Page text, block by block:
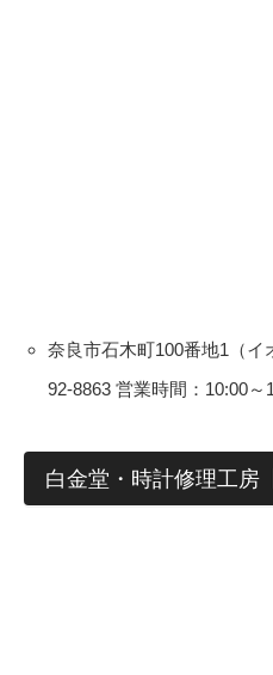
奈良市石木町100番地1（イ
92-8863 営業時間：10:00～
白金堂・時計修理工房